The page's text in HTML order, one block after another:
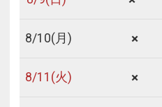
8/10(月) ×
8/11 (火) ×